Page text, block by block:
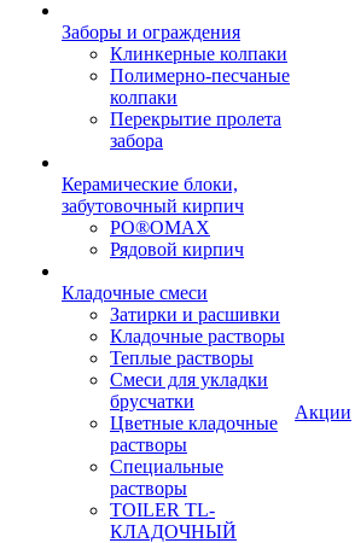
Заборы и ограждения
Клинкерные колпаки
Полимерно-песчаные
колпаки
Перекрытие пролета
забора
Керамические блоки,
забутовочный кирпич
PO®OMAX
Рядовой кирпич
Кладочные смеси
Затирки и расшивки
Кладочные растворы
Теплые растворы
Смеси для укладки
брусчатки
Цветные кладочные
растворы
Специальные
растворы
TOILER TL-
КЛАДОЧНЫЙ
Акции